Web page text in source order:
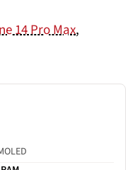
14 Pro Max,